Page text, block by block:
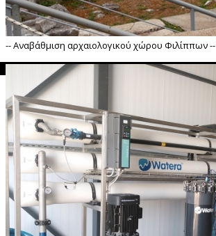
-- Αναβάθμιση αρχαιολογικού χώρου Φιλίππων --
">
αρχαιολογικού χώρου Φιλίππων --